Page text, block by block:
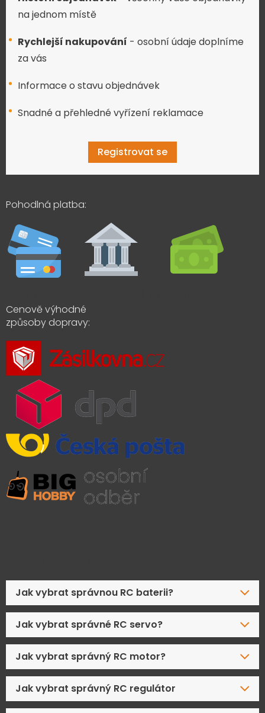
na jednom místě
Rychlejší nakupování - osobní údaje doplníme
za vás
Informace o stavu objednávek
Snadné a přehledné vyřízení reklamace
Registrovat se
Pohodlná platba:
Cenově výhodné
způsoby dopravy:
Jak vybrat správnou RC baterii?
Jak vybrat správné RC servo?
Jak vybrat správný RC motor?
Jak vybrat správný RC regulátor